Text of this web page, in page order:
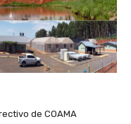
de COAMA